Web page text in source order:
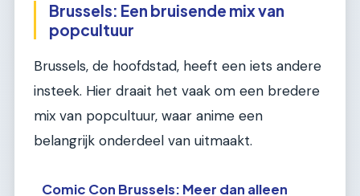
Brussels: Een bruisende mix van
popcultuur
Brussels, de hoofdstad, heeft een iets andere
insteek. Hier draait het vaak om een bredere
mix van popcultuur, waar anime een
belangrijk onderdeel van uitmaakt.
Comic Con Brussels: Meer dan alleen